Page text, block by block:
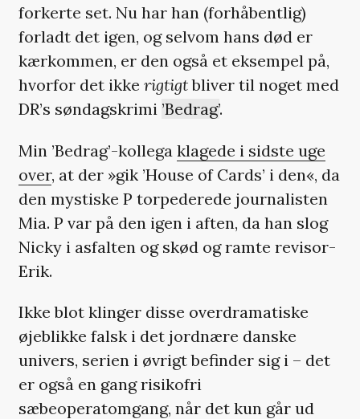
forkerte set. Nu har han (forhåbentlig)
forladt det igen, og selvom hans død er
kærkommen, er den også et eksempel på,
hvorfor det ikke rigtigtbliver til noget med
DR’s søndagskrimi ’Bedrag’.
Min ’Bedrag’-kollega klagede i sidste uge
over, at der »gik ’House of Cards’ i den«, da
den mystiske P torpederede journalisten
Mia. P var på den igen i aften, da han slog
Nicky i asfalten og skød og ramte revisor-
Erik.
Ikke blot klinger disse overdramatiske
øjeblikke falsk i det jordnære danske
univers, serien i øvrigt befinder sig i – det
er også en gang risikofri
sæbeoperatomgang, når det kun går ud